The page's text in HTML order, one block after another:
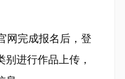
网完成报名后，登
进行作品上传，